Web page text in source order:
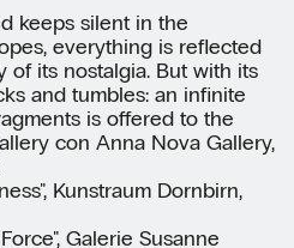
keeps silent in the
everything is reflected
of its nostalgia. But with its
and tumbles: an infinite
is offered to the
con Anna Nova Gallery,
Kunstraum Dornbirn,
Galerie Susanne